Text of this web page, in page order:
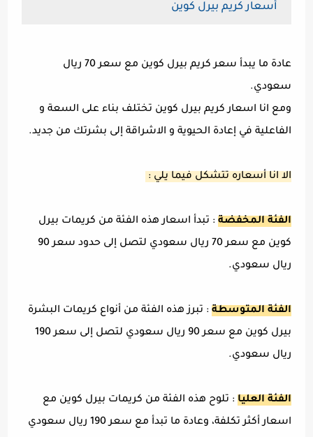
أسعار كريم بيرل كوين
عادة ما يبدأ سعر كريم بيرل كوين مع سعر 70 ريال
سعودي.
ومع انا اسعار كريم بيرل كوين تختلف بناء على السعة و
الفاعلية في إعادة الحيوية و الاشراقة إلى بشرتك من جديد.
الا انا أسعاره تتشكل فيما يلي :
الفئة المخفضة : تبدأ اسعار هذه الفئة من كريمات بيرل
كوين مع سعر 70 ريال سعودي لتصل إلى حدود سعر 90
ريال سعودي.
الفئة المتوسطة : تبرز هذه الفئة من أنواع كريمات البشرة
بيرل كوين مع سعر 90 ريال سعودي لتصل إلى سعر 190
ريال سعودي.
الفئة العليا : تلوح هذه الفئة من كريمات بيرل كوين مع
اسعار أكثر تكلفة، وعادة ما تبدأ مع سعر 190 ريال سعودي